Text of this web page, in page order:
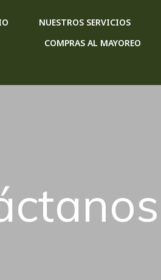
NUESTROS SERVICIOS
COMPRAS AL MAYOREO